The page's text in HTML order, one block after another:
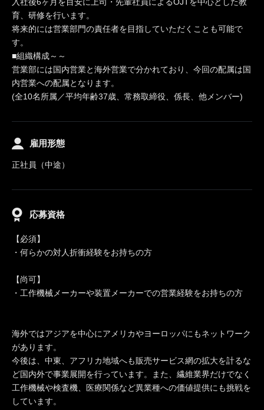
育、研修を行います。
将来的には営業部門の責任者を目指していただくことも可能で
す。
■組織構成～～
営業部には国内営業と海外営業で分かれており、今回の配属は国
内営業への配属となります。
(全10名所属／平均年齢37歳、常務取締役、係長、他メンバー)
雇用形態
正社員（中途）
応募資格
【必須】
・何らかの対人折衝経験をお持ちの方
【尚可】
・工作機械メーカーや装置メーカーでの営業経験をお持ちの方
海外ではアジアを中心にアメリカやヨーロッパにもネットワーク
があります。
今後は、中東、アフリカ地域へも販売サービス網の拡大を計るな
ど国内外で事業展開を行っています。また、繊維業界だけでなく
工作機械や検査機、医療関係など異業種への価値提供にも挑戦を
しています。